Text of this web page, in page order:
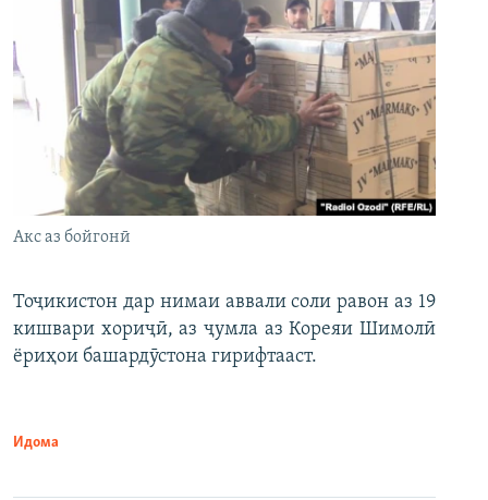
Акс аз бойгонӣ
Тоҷикистон дар нимаи аввали соли равон аз 19
кишвари хориҷӣ, аз ҷумла аз Кореяи Шимолӣ
ёриҳои башардӯстона гирифтааст.
Идома